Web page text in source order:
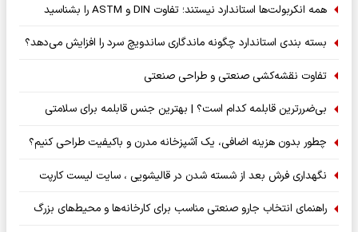
همه انکربولت‌ها استاندارد نیستند؛ تفاوت DIN و ASTM را بشناسید
بسته‌ بندی استاندارد چگونه ماندگاری ساندویچ سرد را افزایش می‌دهد؟
تفاوت نقشه‌کشی صنعتی و طراحی صنعتی
بی‌ضررترین قابلمه کدام است؟ | بهترین جنس قابلمه برای سلامتی
چطور بدون هزینه اضافی، یک آشپزخانه مدرن و باکیفیت طراحی کنیم؟
نگهداری فرش بعد از شسته شدن در قالیشویی ، سایت لیست کارپت
راهنمای انتخاب جارو صنعتی مناسب برای کارخانه‌ها و محیط‌های بزرگ